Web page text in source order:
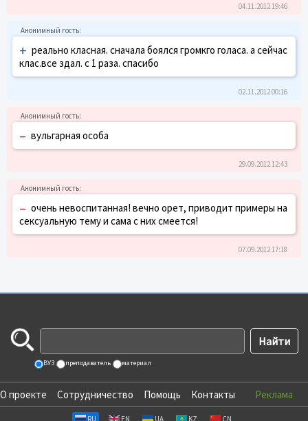
04.11.2012 19:46
+ реально класная. сначала боялся громкго голаса. а сейчас
клас.все здал. с 1 раза. спасибо
02.11.2012 00:16
– вульгарная особа
29.09.2012 12:43
– очень невоспитанная! вечно орет, приводит примеры на
сексуальную тему и сама с них смеется!
07.09.2012 17:18
ВУЗ преподаватель материал
О проекте Сотрудничество Помощь Контакты Реклама
RU EN UA KZ CN